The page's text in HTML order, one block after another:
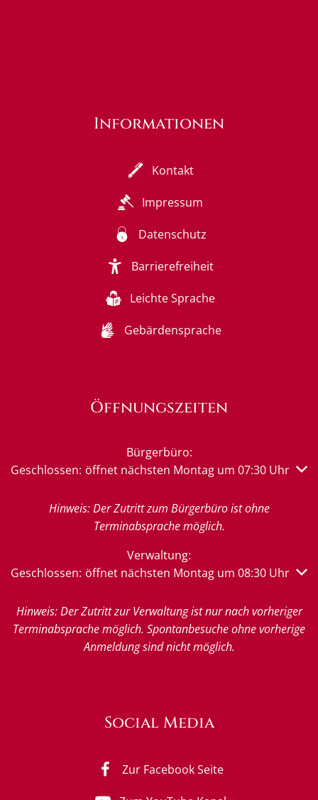
Informationen
Kontakt
Impressum
Datenschutz
Barrierefreiheit
Leichte Sprache
Gebärdensprache
Öffnungszeiten
Bürgerbüro:
Klicken, um weitere Öffnungs- oder Schließzeiten
Geschlossen: öffnet nächsten Montag um 07:30 Uhr
Hinweis: Der Zutritt zum Bürgerbüro ist ohne
Terminabsprache möglich.
Verwaltung:
Klicken, um weitere Öffnungs- oder Schließzeiten
Geschlossen: öffnet nächsten Montag um 08:30 Uhr
Hinweis: Der Zutritt zur Verwaltung ist nur nach vorheriger
Terminabsprache möglich. Spontanbesuche ohne vorherige
Anmeldung sind nicht möglich.
Social Media
Zur Facebook Seite